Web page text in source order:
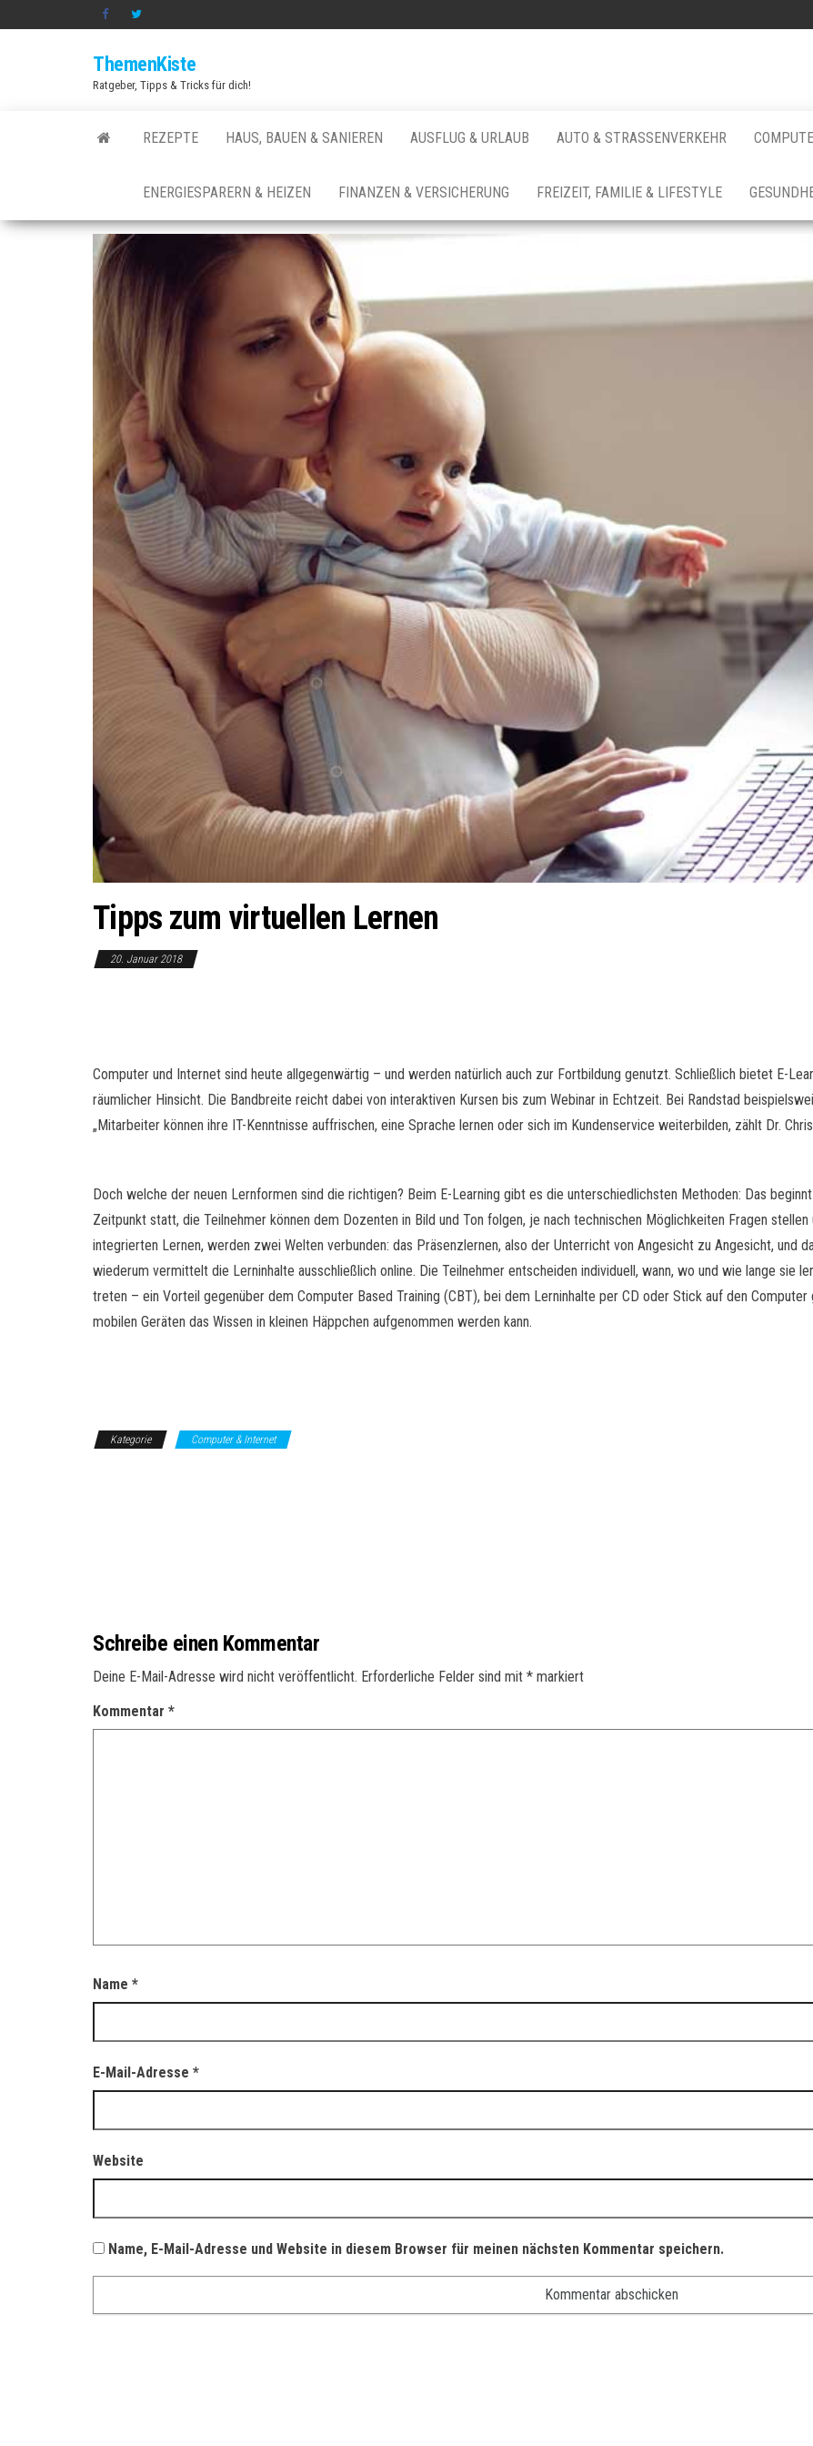
ThemenKiste
Ratgeber, Tipps & Tricks für dich!
REZEPTE HAUS, BAUEN & SANIEREN AUSFLUG & URLAUB AUTO & STRASSENVERKEHR
ENERGIESPARERN & HEIZEN FINANZEN & VERSICHERUNG FREIZEIT, FAMILIE & LIFESTYLE
Tipps zum virtuellen Lernen
20. Januar 2018
Computer und Internet sind heute allgegenwärtig – und werden natürlich auch zur Fortbildung genutzt. Schließlich bietet E-
räumlicher Hinsicht. Die Bandbreite reicht dabei von interaktiven Kursen bis zum Webinar in Echtzeit. Bei Randstad
„Mitarbeiter können ihre IT-Kenntnisse auffrischen, eine Sprache lernen oder sich im Kundenservice weiterbilden, zählt Dr.
Doch welche der neuen Lernformen sind die richtigen? Beim E-Learning gibt es die unterschiedlichsten Methoden: Das
Zeitpunkt statt, die Teilnehmer können dem Dozenten in Bild und Ton folgen, je nach technischen Möglichkeiten Fragen
integrierten Lernen, werden zwei Welten verbunden: das Präsenzlernen, also der Unterricht von Angesicht zu Angesicht, und
wiederum vermittelt die Lerninhalte ausschließlich online. Die Teilnehmer entscheiden individuell, wann, wo und wie lange sie
treten – ein Vorteil gegenüber dem Computer Based Training (CBT), bei dem Lerninhalte per CD oder Stick auf den
mobilen Geräten das Wissen in kleinen Häppchen aufgenommen werden kann.
Kategorie Computer & Internet
Schreibe einen Kommentar
Deine E-Mail-Adresse wird nicht veröffentlicht. Erforderliche Felder sind mit * markiert
Kommentar *
Name *
E-Mail-Adresse *
Website
Name, E-Mail-Adresse und Website in diesem Browser für meinen nächsten Kommentar speichern.